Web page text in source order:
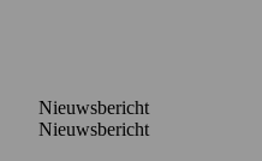
Nieuwsbericht
Nieuwsbericht